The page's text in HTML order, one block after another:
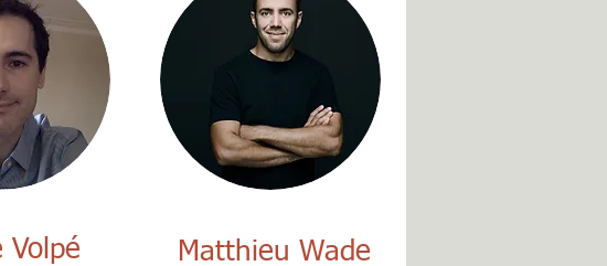
Matthieu Wade
Volpé